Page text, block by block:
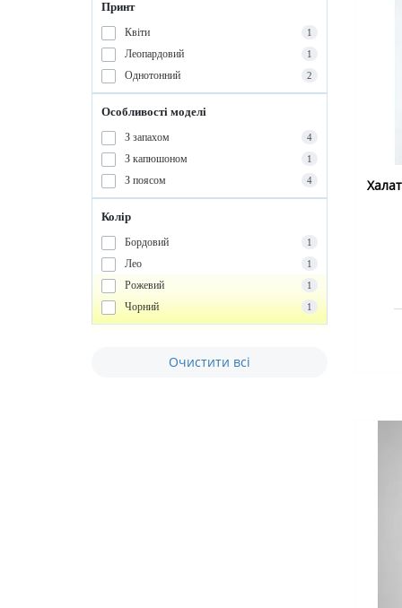
Принт
Квіти 1
Леопардовий 1
Однотонний 2
Особливості моделі
З запахом 4
З капюшоном 1
З поясом 4
Колір
Бордовий 1
Лео 1
Рожевий 1
Чорний 1
Очистити всі